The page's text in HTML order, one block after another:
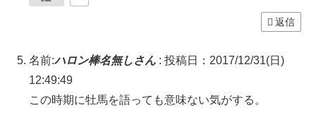
返信
名前:ハロン棒名無しさん : 投稿日：2017/12/31(日)
12:49:49
この時期に牡馬を語っても意味ない気がする。